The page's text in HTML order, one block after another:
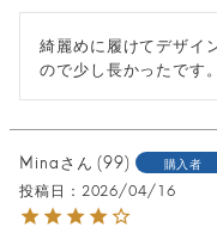
綺麗めに履けてデザイ
ので少し長かったです。
Mina 99 購入者
投稿日
2026/04/16